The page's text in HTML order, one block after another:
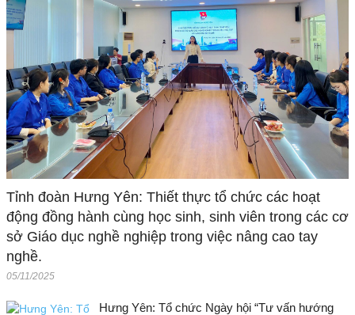
Tỉnh đoàn Hưng Yên: Thiết thực tổ chức các hoạt
động đồng hành cùng học sinh, sinh viên trong các cơ
sở Giáo dục nghề nghiệp trong việc nâng cao tay
nghề.
05/11/2025
Hưng Yên: Tổ chức Ngày hội “Tư vấn hướng